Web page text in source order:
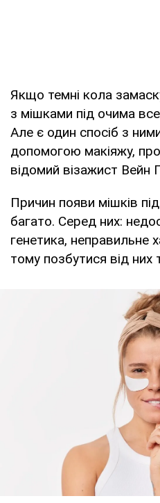
Якщо темні кола
з мішками під очима
Але є один спосіб з
допомогою макіяжу,
відомий візажист Вейн
Причин появи мішків
багато. Серед них:
генетика, неправильне
тому позбутися від них